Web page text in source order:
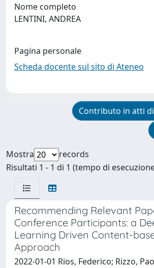
Nome completo
LENTINI, ANDREA
Pagina personale
Scheda docente sul sito di Ateneo
Contributo in atti
Mostra
records
Risultati 1 - 1 di 1 (tempo di
Recommending Relevant
Conference Participants: a
Learning Driven Content-
Approach
2022-01-01 Rios, Federico; Rizzo,